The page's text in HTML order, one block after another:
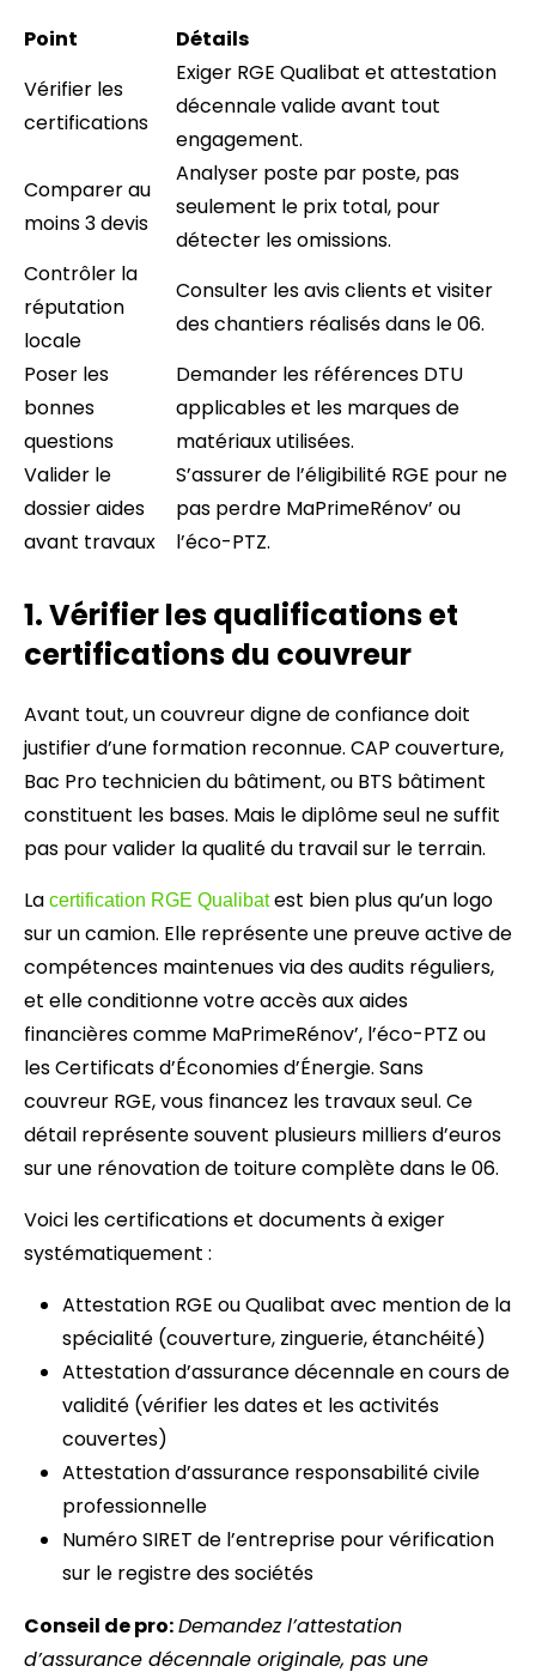
Point
Détails
Vérifier les
certifications
Exiger RGE Qualibat et attestation
décennale valide avant tout
engagement.
Comparer au
moins 3 devis
Analyser poste par poste, pas
seulement le prix total, pour
détecter les omissions.
Contrôler la
réputation
locale
Consulter les avis clients et visiter
des chantiers réalisés dans le 06.
Poser les
bonnes
questions
Demander les références DTU
applicables et les marques de
matériaux utilisées.
Valider le
dossier aides
avant travaux
S’assurer de l’éligibilité RGE pour ne
pas perdre MaPrimeRénov’ ou
l’éco-PTZ.
1. Vérifier les qualifications et
certifications du couvreur
Avant tout, un couvreur digne de confiance doit
justifier d’une formation reconnue. CAP couverture,
Bac Pro technicien du bâtiment, ou BTS bâtiment
constituent les bases. Mais le diplôme seul ne suffit
pas pour valider la qualité du travail sur le terrain.
La certification RGE Qualibatest bien plus qu’un logo
sur un camion. Elle représente une preuve active de
compétences maintenues via des audits réguliers,
et elle conditionne votre accès aux aides
financières comme MaPrimeRénov’, l’éco-PTZ ou
les Certificats d’Économies d’Énergie. Sans
couvreur RGE, vous financez les travaux seul. Ce
détail représente souvent plusieurs milliers d’euros
sur une rénovation de toiture complète dans le 06.
Voici les certifications et documents à exiger
systématiquement :
Attestation RGE ou Qualibat avec mention de la
spécialité (couverture, zinguerie, étanchéité)
Attestation d’assurance décennale en cours de
validité (vérifier les dates et les activités
couvertes)
Attestation d’assurance responsabilité civile
professionnelle
Numéro SIRET de l’entreprise pour vérification
sur le registre des sociétés
Conseil de pro:Demandez l’attestation
d’assurance décennale originale, pas une